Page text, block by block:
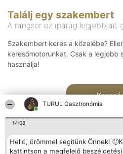
TURUL Gasztronómia
14:08
Helló, örömmel segítünk Önnek!
kattintson a megfelelő
Találj egy szakembert
A rangsor az iparág legjobbjait
Szakembert keres a közelébe?
keresőmotorunkat. Csak a legjobb
használja!